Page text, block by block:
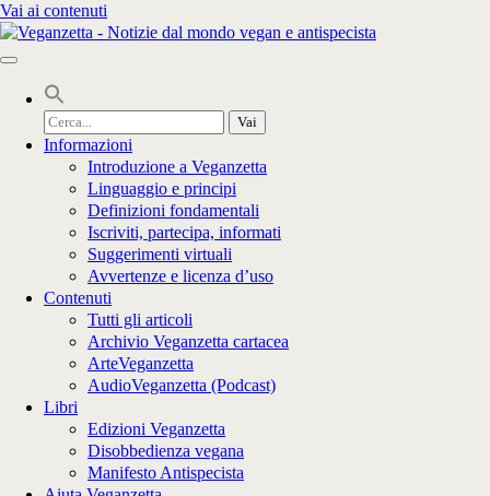
Vai ai contenuti
Cerca
per:
Informazioni
Introduzione a Veganzetta
Linguaggio e principi
Definizioni fondamentali
Iscriviti, partecipa, informati
Suggerimenti virtuali
Avvertenze e licenza d’uso
Contenuti
Tutti gli articoli
Archivio Veganzetta cartacea
ArteVeganzetta
AudioVeganzetta (Podcast)
Libri
Edizioni Veganzetta
Disobbedienza vegana
Manifesto Antispecista